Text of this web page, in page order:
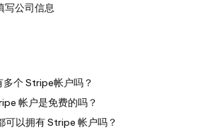
写公司信息
多个 Stripe帐户吗？
帐户是免费的吗？
可以拥有 Stripe 帐户吗？